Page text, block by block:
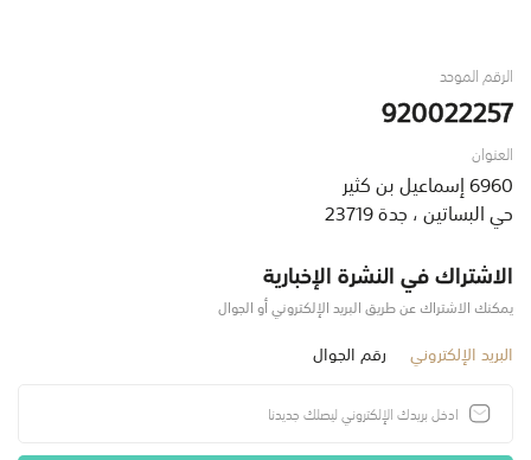
الرقم الموحد
920022257
العنوان
6960 إسماعيل بن كثير
حي البساتين ، جدة 23719
الاشتراك في النشرة الإخبارية
يمكنك الاشتراك عن طريق البريد الإلكتروني أو الجوال
البريد الإلكتروني رقم الجوال